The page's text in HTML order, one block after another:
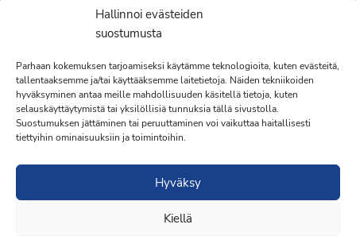
Hallinnoi evästeiden
suostumusta
Parhaan kokemuksen tarjoamiseksi käytämme teknologioita, kuten evästeitä,
tallentaaksemme ja/tai käyttääksemme laitetietoja. Näiden tekniikoiden
hyväksyminen antaa meille mahdollisuuden käsitellä tietoja, kuten
selauskäyttäytymistä tai yksilöllisiä tunnuksia tällä sivustolla.
Suostumuksen jättäminen tai peruuttaminen voi vaikuttaa haitallisesti
tiettyihin ominaisuuksiin ja toimintoihin.
Hyväksy
Kiellä
Yhdistyksen toimisto
Laivapojankatu 3 C, 00180 Helsinki
toimisto@propo.fi
Saavutettavuusseloste »
Toiminnanjohtaja